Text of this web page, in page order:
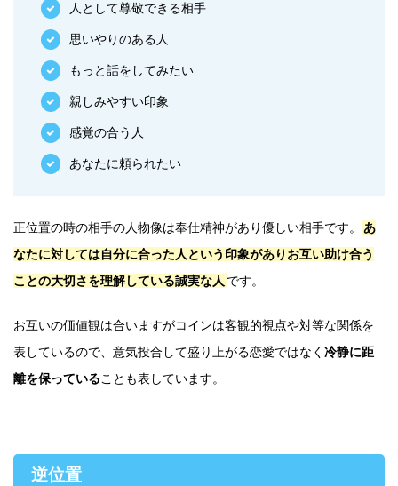
人として尊敬できる相手
思いやりのある人
もっと話をしてみたい
親しみやすい印象
感覚の合う人
あなたに頼られたい
正位置の時の相手の人物像は奉仕精神があり優しい相手です。
あ
なたに対しては自分に合った人という印象がありお互い助け合う
ことの大切さを理解している誠実な人 です。
お互いの価値観は合いますがコインは客観的視点や対等な関係を
表しているので、意気投合して盛り上がる恋愛ではなく 冷静に距
離を保っていることも表しています。
逆位置